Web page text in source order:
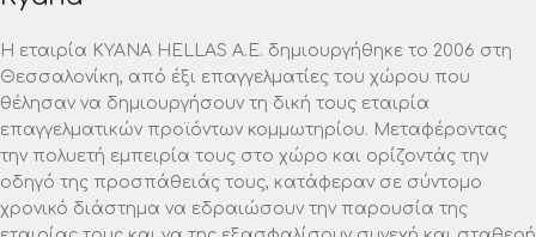
Η εταιρία ΚΥΑΝΑ HELLAS A.E. δημιουργήθηκε το 2006 στη
Θεσσαλονίκη, από έξι επαγγελματίες του χώρου που
θέλησαν να δημιουργήσουν τη δική τους εταιρία
επαγγελματικών προϊόντων κομμωτηρίου. Μεταφέροντας
την πολυετή εμπειρία τους στο χώρο και ορίζοντάς την
οδηγό της προσπάθειάς τους, κατάφεραν σε σύντομο
χρονικό διάστημα να εδραιώσουν την παρουσία της